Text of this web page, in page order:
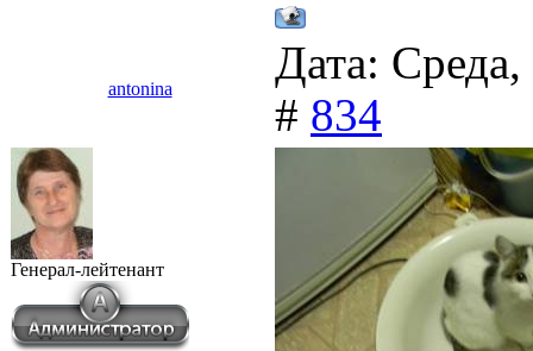
antonina
Дата:
# 834
Генерал-лейтенант